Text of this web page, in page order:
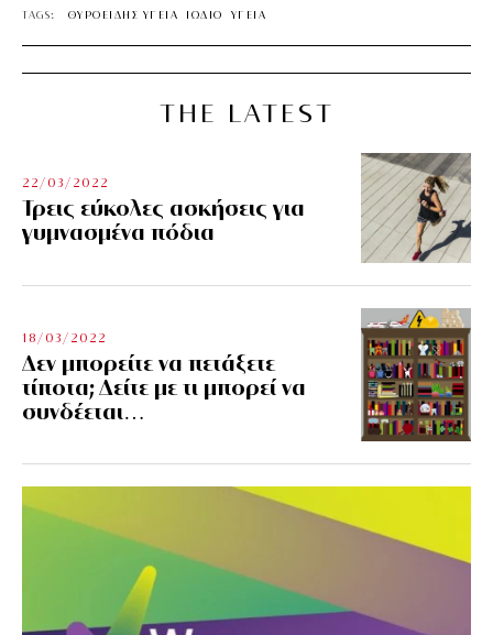
TAGS: ΘΥΡΟΕΙΔΗΣ ΥΓΕΙΑ ΙΩΔΙΟ ΥΓΕΙΑ
THE LATEST
22/03/2022
Τρεις εύκολες ασκήσεις για
γυμνασμένα πόδια
18/03/2022
Δεν μπορείτε να πετάξετε
τίποτα; Δείτε με τι μπορεί να
συνδέεται…